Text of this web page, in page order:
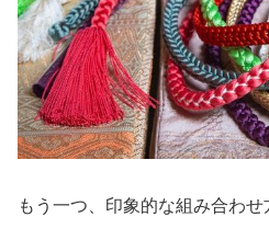
もう一つ、印象的な組み合わせ